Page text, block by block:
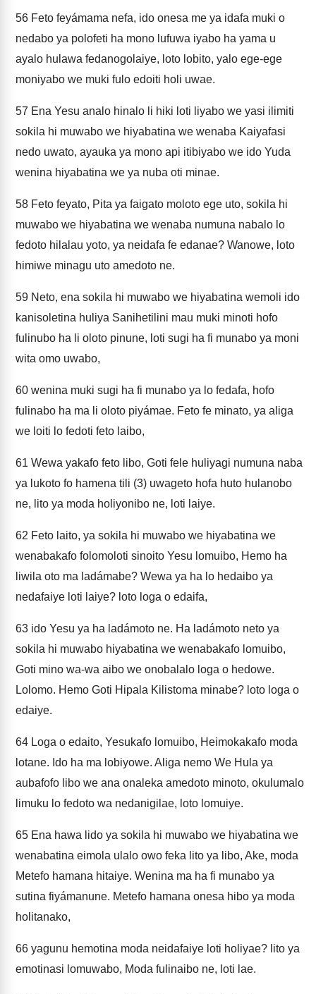
56 Feto feyámama nefa, ido onesa me ya idafa muki o
nedabo ya polofeti ha mono lufuwa iyabo ha yama u
ayalo hulawa fedanogolaiye, loto lobito, yalo ege-ege
moniyabo we muki fulo edoiti holi uwae.
57 Ena Yesu analo hinalo li hiki loti liyabo we yasi ilimiti
sokila hi muwabo we hiyabatina we wenaba Kaiyafasi
nedo uwato, ayauka ya mono api itibiyabo we ido Yuda
wenina hiyabatina we ya nuba oti minae.
58 Feto feyato, Pita ya faigato moloto ege uto, sokila hi
muwabo we hiyabatina we wenaba numuna nabalo lo
fedoto hilalau yoto, ya neidafa fe edanae? Wanowe, loto
himiwe minagu uto amedoto ne.
59 Neto, ena sokila hi muwabo we hiyabatina wemoli ido
kanisoletina huliya Sanihetilini mau muki minoti hofo
fulinubo ha li oloto pinune, loti sugi ha fi munabo ya moni
wita omo uwabo,
60 wenina muki sugi ha fi munabo ya lo fedafa, hofo
fulinabo ha ma li oloto piyámae. Feto fe minato, ya aliga
we loiti lo fedoti feto laibo,
61 Wewa yakafo feto libo, Goti fele huliyagi numuna naba
ya lukoto fo hamena tili (3) uwageto hofa huto hulanobo
ne, lito ya moda holiyonibo ne, loti laiye.
62 Feto laito, ya sokila hi muwabo we hiyabatina we
wenabakafo folomoloti sinoito Yesu lomuibo, Hemo ha
liwila oto ma ladámabe? Wewa ya ha lo hedaibo ya
nedafaiye loti laiye? loto loga o edaifa,
63 ido Yesu ya ha ladámoto ne. Ha ladámoto neto ya
sokila hi muwabo hiyabatina we wenabakafo lomuibo,
Goti mino wa-wa aibo we onobalalo loga o hedowe.
Lolomo. Hemo Goti Hipala Kilistoma minabe? loto loga o
edaiye.
64 Loga o edaito, Yesukafo lomuibo, Heimokakafo moda
lotane. Ido ha ma lobiyowe. Aliga nemo We Hula ya
aubafofo libo we ana onaleka amedoto minoto, okulumalo
limuku lo fedoto wa nedanigilae, loto lomuiye.
65 Ena hawa lido ya sokila hi muwabo we hiyabatina we
wenabatina eimola ulalo owo feka lito ya libo, Ake, moda
Metefo hamana hitaiye. Wenina ma ha fi munabo ya
sutina fiyámanune. Metefo hamana onesa hibo ya moda
holitanako,
66 yagunu hemotina moda neidafaiye loti holiyae? lito ya
emotinasi lomuwabo, Moda fulinaibo ne, loti lae.